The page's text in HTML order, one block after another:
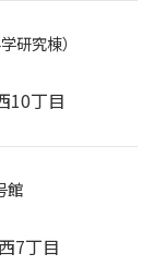
研究棟）
10丁目
館
7丁目